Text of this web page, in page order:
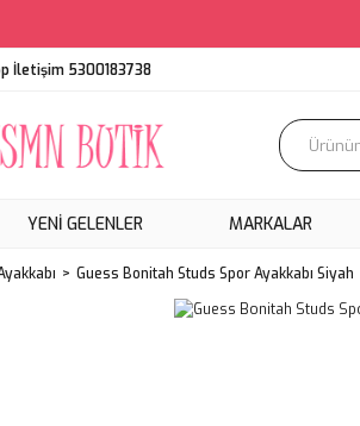
İletişim 5300183738
YENI GELENLER MARKALAR
Guess Bonitah Studs Spor Ayakkabı Siyah